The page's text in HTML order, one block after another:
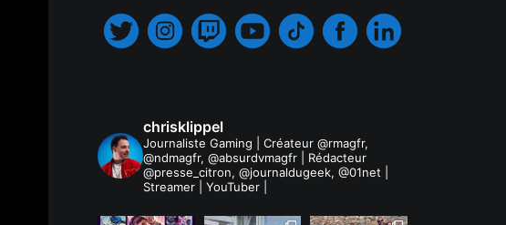
chrisklippel
Journaliste Gaming | Créateur @rmagfr,
@ndmagfr, @absurdvmagfr | Rédacteur
@presse_citron, @journaldugeek, @01net |
Streamer | YouTuber |